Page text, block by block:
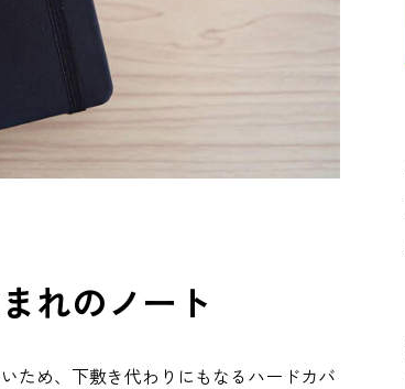
れのノート
ため、下敷き代わりにもなるハードカバ